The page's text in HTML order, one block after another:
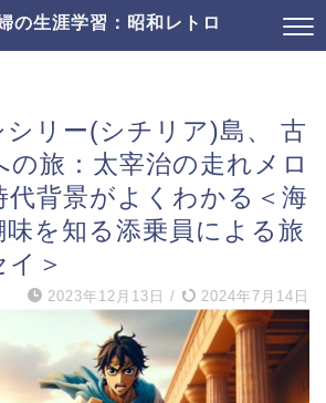
の生涯学習：昭和レトロ
シリー(シチリア)島、 古
旅：太宰治の走れメロ
代背景がよくわかる＜海
を知る添乗員による旅
＞
2023年12月13日 / 2024年7月14日